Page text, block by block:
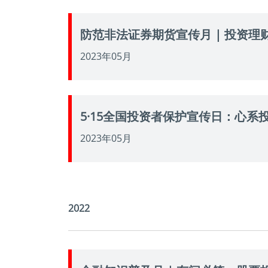
防范非法证券期货宣传月 | 投资理
2023年05月
5·15全国投资者保护宣传日：心
2023年05月
2022